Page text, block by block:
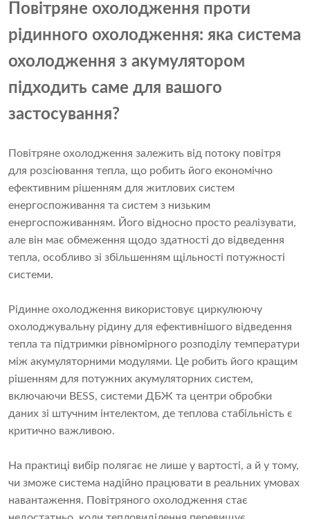
Повітряне охолодження проти
рідинного охолодження: яка система
охолодження з акумулятором
підходить саме для вашого
застосування?
Повітряне охолодження залежить від потоку повітря
для розсіювання тепла, що робить його економічно
ефективним рішенням для житлових систем
енергоспоживання та систем з низьким
енергоспоживанням. Його відносно просто реалізувати,
але він має обмеження щодо здатності до відведення
тепла, особливо зі збільшенням щільності потужності
системи.
Рідинне охолодження використовує циркулюючу
охолоджувальну рідину для ефективнішого відведення
тепла та підтримки рівномірного розподілу температури
між акумуляторними модулями. Це робить його кращим
рішенням для потужних акумуляторних систем,
включаючи BESS, системи ДБЖ та центри обробки
даних зі штучним інтелектом, де теплова стабільність є
критично важливою.
На практиці вибір полягає не лише у вартості, а й у тому,
чи зможе система надійно працювати в реальних умовах
навантаження. Повітряного охолодження стає